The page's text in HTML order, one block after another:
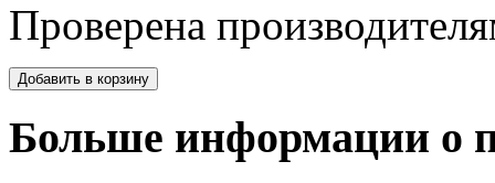
Проверена
Больше информации о